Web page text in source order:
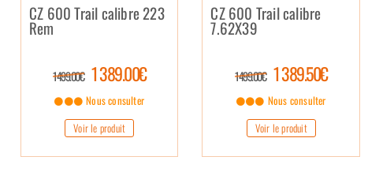
CZ 600 Trail calibre 223
Rem
1 499.00€ 1 389.00€
Nous consulter
Voir le produit
CZ 600 Trail calibre
7.62X39
1 499.00€ 1 389.50€
Nous consulter
Voir le produit